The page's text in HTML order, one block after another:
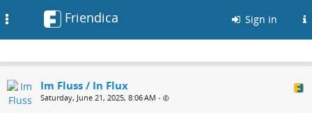
Friendica Sign in
Im Fluss / In Flux
Saturday, June 21, 2025, 8:06 AM •